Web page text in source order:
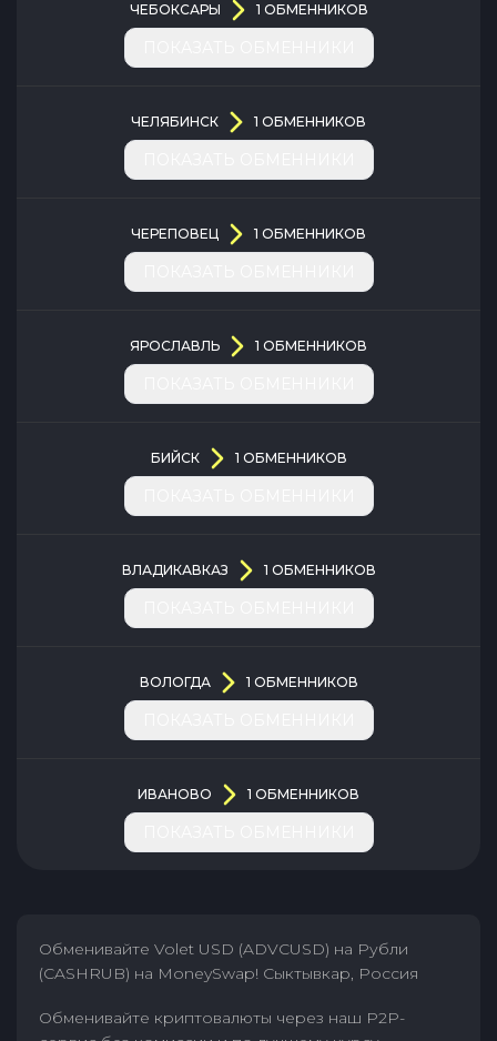
ЧЕБОКСАРЫ 1 ОБМЕННИКОВ
ЧЕЛЯБИНСК 1 ОБМЕННИКОВ
ЧЕРЕПОВЕЦ 1 ОБМЕННИКОВ
ЯРОСЛАВЛЬ 1 ОБМЕННИКОВ
БИЙСК 1 ОБМЕННИКОВ
ВЛАДИКАВКАЗ 1 ОБМЕННИКОВ
ВОЛОГДА 1 ОБМЕННИКОВ
ИВАНОВО 1 ОБМЕННИКОВ
Обменивайте Volet USD (ADVCUSD) на Рубли
(CASHRUB) на MoneySwap! Сыктывкар, Россия
Обменивайте криптовалюты через наш P2P-